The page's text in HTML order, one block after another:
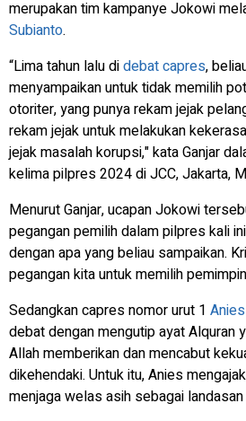
merupakan tim kampanye Jokowi
Subianto.
“Lima tahun lalu didebat capres,
menyampaikan untuk tidak memilih
otoriter, yang punya rekam jejak
rekam jejak untuk melakukan
jejak masalah korupsi," kata Ganjar
kelima pilpres 2024 di JCC, Jakarta,
Menurut Ganjar, ucapan Jokowi
pegangan pemilih dalam pilpres kali
dengan apa yang beliau sampaikan.
pegangan kita untuk memilih
Sedangkan capres nomor urut 1
debat dengan mengutip ayat Alquran
Allah memberikan dan mencabut
dikehendaki. Untuk itu, Anies
menjaga welas asih sebagai